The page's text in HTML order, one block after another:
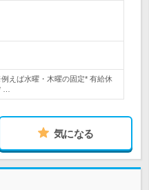
えば水曜・木曜の固定* 有給休
…
気になる